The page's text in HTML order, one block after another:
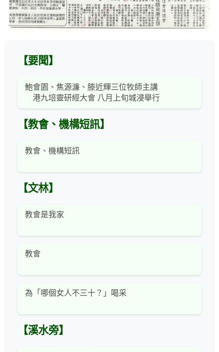
【要聞】
鮑會園、焦源濂、滕近輝三位牧師主講
港九培靈研經大會 八月上旬城浸舉行
【教會、機構短訊】
教會、機構短訊
【文林】
教會是我家
教會
為「哪個女人不三十？」喝采
【溪水旁】